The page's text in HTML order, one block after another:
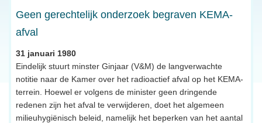
Geen gerechtelijk onderzoek begraven KEMA-
afval
31 januari 1980
Eindelijk stuurt minster Ginjaar (V&M) de langverwachte
notitie naar de Kamer over het radioactief afval op het KEMA-
terrein. Hoewel er volgens de minister geen dringende
redenen zijn het afval te verwijderen, doet het algemeen
milieuhygiënisch beleid, namelijk het beperken van het aantal